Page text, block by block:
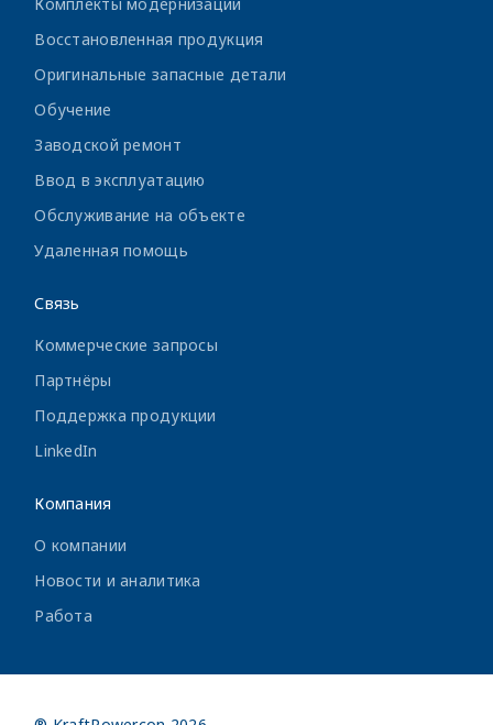
Комплекты модернизации
Восстановленная продукция
Оригинальные запасные детали
Обучение
Заводской ремонт
Ввод в эксплуатацию
Обслуживание на объекте
Удаленная помощь
Связь
Коммерческие запросы
Партнёры
Поддержка продукции
LinkedIn
Компания
О компании
Новости и аналитика
Работа